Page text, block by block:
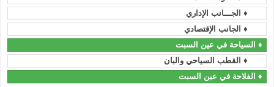
♦ الجـــانب الإداري
♦ الجانب الإقتصادي
♦ السياحة في عين السبت
♦ القطب السياحي والبان
♦ الفلاحة في عين السبت
رئاسة الحكومة
الجريدة الرسمية
الأمانة العامة للحكومة